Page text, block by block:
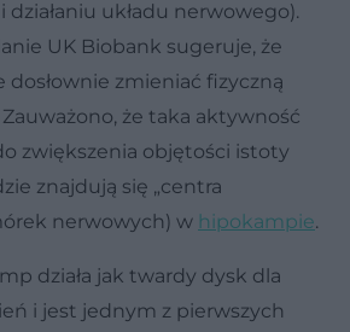
układu nerwowego).
UK Biobank sugeruje, że
dosłownie zmieniać fizyczną
że taka aktywność
zwiększenia objętości istoty
znajdują się „centra
nerwowych) w hipokampie.
działa jak twardy dysk dla
i jest jednym z pierwszych